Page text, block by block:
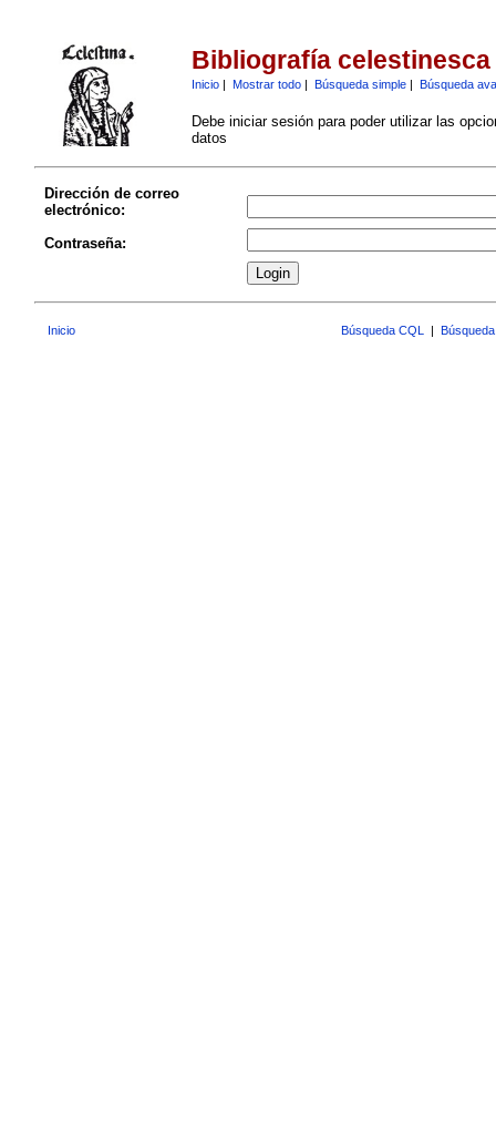
Bibliografía celestinesca
Inicio| Mostrar todo| Búsqueda simple| Búsqueda
Debe iniciar sesión para poder utilizar las
datos
Dirección de correo
electrónico:
Contraseña:
Inicio Búsqueda CQL |